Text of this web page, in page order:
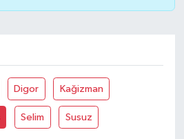
Digor Kağizman
Selim Susuz